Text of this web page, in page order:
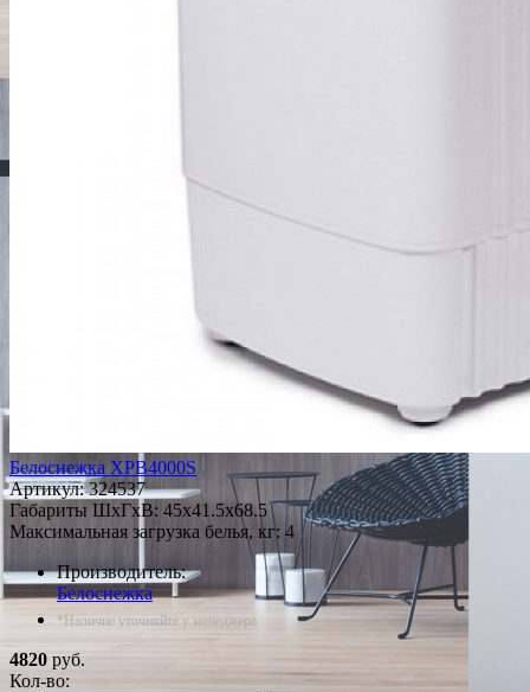
Белоснежка XPB4000S
Артикул:324537
Габариты ШxГxВ: 45x41.5x68.5
Максимальная загрузка белья, кг: 4
Производитель:
Белоснежка
*Наличие уточняйте у менеджера
4820 руб.
Кол-во: